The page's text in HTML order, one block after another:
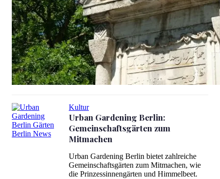
Urban Gardening Berlin: Gemeinschaftsgärten zum Mitmachen
Kultur
Urban Gardening Berlin:
Gemeinschaftsgärten zum
Mitmachen
Urban Gardening Berlin bietet zahlreiche
Gemeinschaftsgärten zum Mitmachen, wie
die Prinzessinnengärten und Himmelbeet.